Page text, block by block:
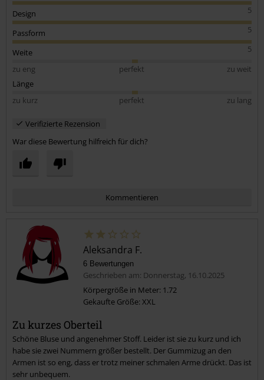
5
Design
5
Passform
5
Weite
zu eng
perfekt
zu weit
Länge
zu kurz
perfekt zu lang
Verifizierte Rezension
War diese Bewertung hilfreich für dich?
Kommentieren
Kommentar jetzt abschicken!
Aleksandra F.
6 Bewertungen
Geschrieben am: Donnerstag, 16.10.2025
Körpergröße in Meter: 1.72
Gekaufte Größe: XXL
Zu kurzes Oberteil
Schöne Bluse und angenehmer Stoff. Leider ist sie zu kurz und ich
habe sie zwei Nummern größer bestellt. Der Gummizug an den
Armen ist so eng, dass er trotz meiner schmalen Arme drückt. Das ist
sehr unbequem.